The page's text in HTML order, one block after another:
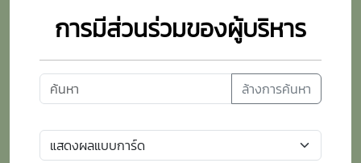
การมีส่วนร่วมของผู้บริหาร
ล้างการค้นหา